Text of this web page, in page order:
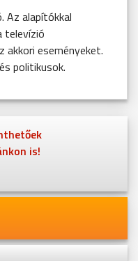
Az alapítókkal
televízió
akkori eseményeket.
politikusok.
is!